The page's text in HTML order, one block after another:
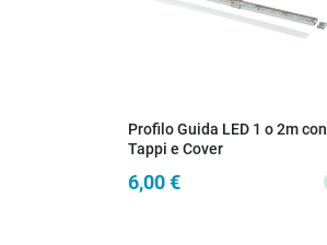
Profilo Guida LED 1 o 2m con
Tappi e Cover
6,00 €